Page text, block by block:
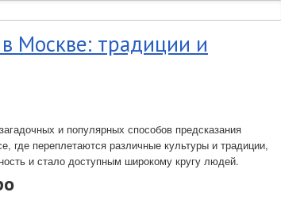
Москве: традиции и
и популярных способов предсказания
где переплетаются различные культуры и традиции,
и стало доступным широкому кругу людей.